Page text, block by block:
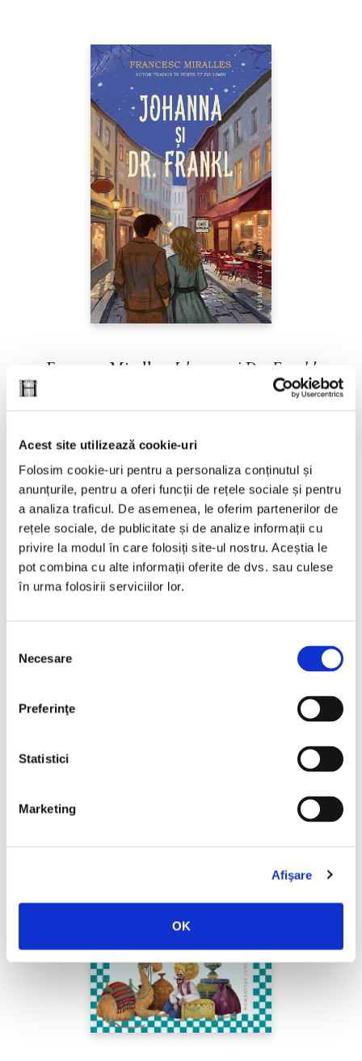
Acest site utilizează cookie-uri
Folosim cookie-uri pentru a personaliza conținutul și
anunțurile, pentru a oferi funcții de rețele sociale și pentru
a analiza traficul. De asemenea, le oferim partenerilor de
rețele sociale, de publicitate și de analize informații cu
privire la modul în care folosiți site-ul nostru. Aceștia le
pot combina cu alte informații oferite de dvs. sau culese
în urma folosirii serviciilor lor.
consimțământului
Necesare
Preferinţe
Statistici
Marketing
Afişare
OK
Francesc Miralles, Johanna şi Dr. Frankl
Mihai Eminescu, Făt-Frumos din lacrimă